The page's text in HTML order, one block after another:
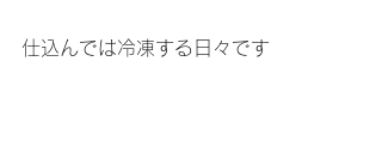
仕込んでは冷凍する日々です